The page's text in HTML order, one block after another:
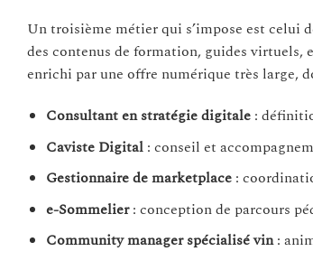
Un troisième métier qui s’impose est celui
des contenus de formation, guides virtuels,
enrichi par une offre numérique très large,
Consultant en stratégie digitale:
Caviste Digital: conseil et
Gestionnaire de marketplace:
e-Sommelier: conception de parcours
Community manager spécialisé vin: